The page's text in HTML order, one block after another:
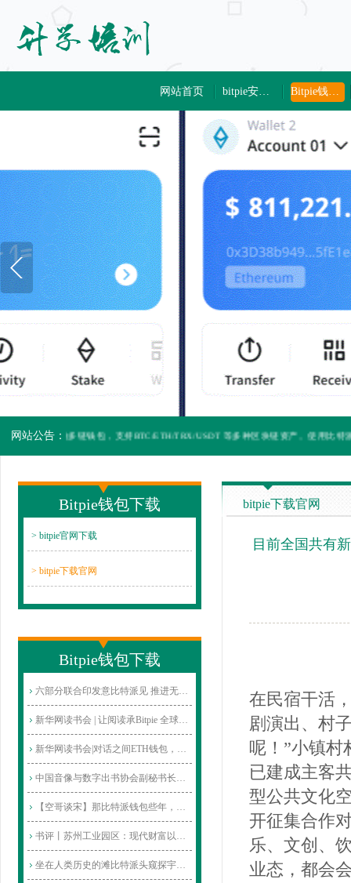
网站首页 bitpie安卓下载 Bitpie钱包下载
网站公告：
全球领先的多链钱包，支持BTC/ETH/TRX/USDT 等多种区块链资产。使用比特派
Bitpie钱包下载
> bitpie官网下载
> bitpie下载官网
Bitpie钱包下载
六部分联合印发意比特派见 推进无障碍阅
新华网读书会 | 让阅读承Bitpie 全球领先多
新华网读书会|对话之间ETH钱包，看见不一
中国音像与数字出书协会副秘书长李弘：
【空哥谈宋】那比特派钱包些年，他们
书评丨苏州工业园区：现代财富以太坊钱
坐在人类历史的滩比特派头窥探宇宙的边
bitpie下载官网
目前全国共有
在民宿干活
剧演出、村
呢！”小镇村
已建成主客
型公共文化
开征集合作
乐、文创、
业态，都会